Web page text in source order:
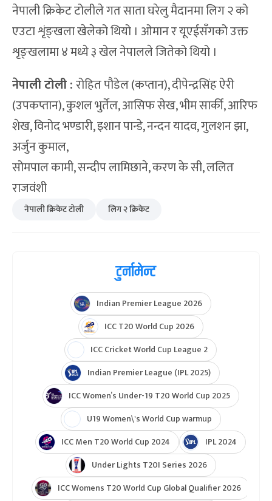
नेपाली क्रिकेट टोलीले गत साता घरेलु मैदानमा लिग २ को
एउटा शृंङ्खला खेलेको थियो । ओमान र यूएईसँगको उक्त
शृङ्खलामा ४ मध्ये ३ खेल नेपालले जितेको थियो ।
नेपाली टोली :रोहित पौडेल (कप्तान), दीपेन्द्रसिंह ऐरी
(उपकप्तान), कुशल भुर्तेल, आसिफ सेख, भीम सार्की, आरिफ
शेख, विनोद भण्डारी, इशान पान्डे, नन्दन यादव, गुलशन झा,
अर्जुन कुमाल,
सोमपाल कामी, सन्दीप लामिछाने, करण के सी, ललित
राजवंशी
नेपाली क्रिकेट टोली लिग २ क्रिकेट
टुर्नामेन्ट
Indian Premier League 2026
ICC T20 World Cup 2026
ICC Cricket World Cup League 2
Indian Premier League (IPL 2025)
ICC Women’s Under-19 T20 World Cup 2025
U19 Women\'s World Cup warmup
ICC Men T20 World Cup 2024
IPL 2024
Under Lights T20I Series 2026
ICC Womens T20 World Cup Global Qualifier 2026